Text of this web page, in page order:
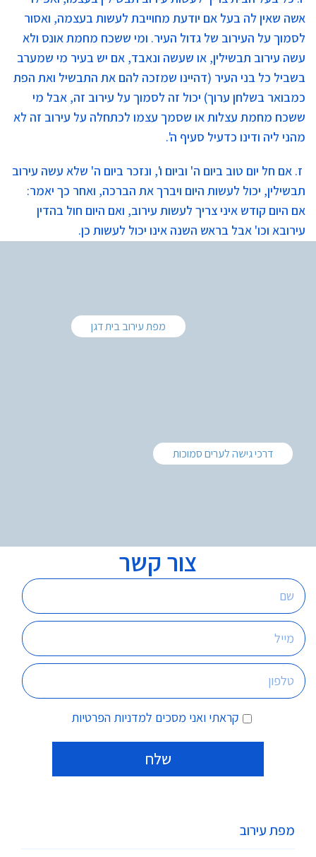
אשה שאין לה בעל אם יודעת מחוייבת לעשות בעצמה, ואסור
לסמוך על העירוב של גדול העיר. ומי ששכח מחמת אונס ולא
עשה עירוב תבשילין, או שעשה ונאבד, אם יש בעיר מי שמערב
בשביל כל בני העיר (דהיינו שמזכה להם את התבשיל ואת הפת
כמבואר בשלחן ערוך) יכול זה לסמוך על עירוב זה, אבל מי
ששכח מחמת עצלות או שסמך עצמו לכתחלה על עירוב זה לא
מהני ליה ודינו כדעיל סעיף ה'.
ז. אם חל יום טוב ביום ה' וביום ו', ונזכר ביום ה' שלא עשה עירוב
תבשילין, יכול לעשות היום ויברך את הברכה, ואחר כך יאמר:
אם היום קודש איני צריך לעשות עירוב, ואם היום חול בהדין
עירובא וכו' אבל בראש השנה אינו יכול לעשות כן.
מפת עירוב בית דגן
דרכי גישה לערים סמוכות
צור קשר
קראתי ואני מסכים למדניות הפרטיות
מפת עירוב